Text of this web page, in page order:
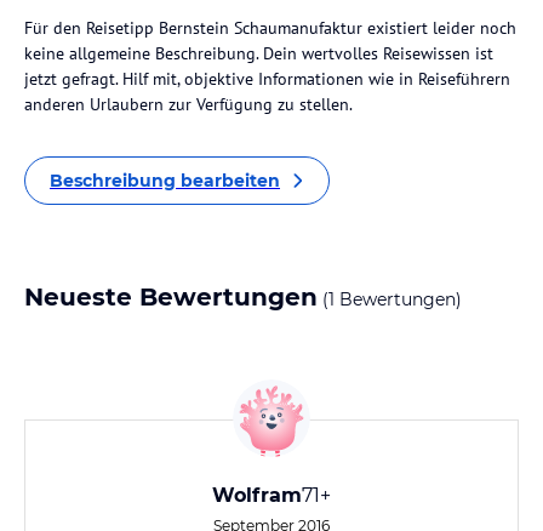
Für den Reisetipp Bernstein Schaumanufaktur existiert leider noch
keine allgemeine Beschreibung. Dein wertvolles Reisewissen ist
jetzt gefragt. Hilf mit, objektive Informationen wie in Reiseführern
anderen Urlaubern zur Verfügung zu stellen.
Beschreibung bearbeiten
Neueste Bewertungen (1 Bewertungen)
Wolfram71+
September 2016